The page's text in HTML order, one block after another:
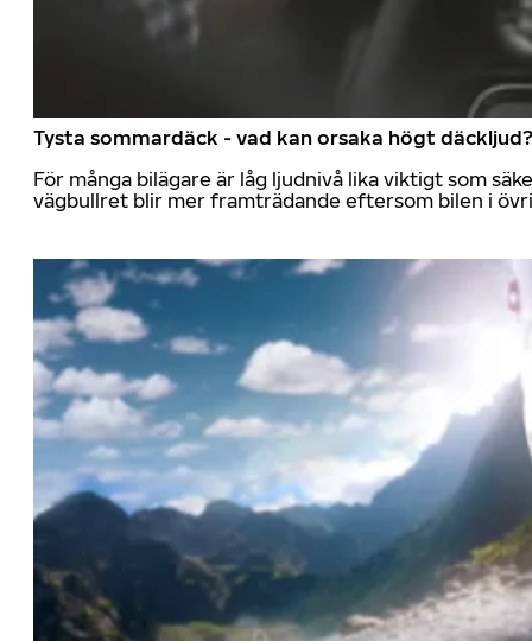
Tysta sommardäck - vad kan orsaka högt däckljud?
För många bilägare är låg ljudnivå lika viktigt som
vägbullret blir mer framträdande eftersom bilen i